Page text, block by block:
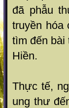
đã phẫu
truyền hóa
tìm đến bài
Hiền.
Thực tế,
ung thư